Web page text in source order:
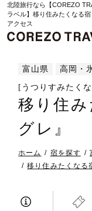
北陸旅行なら【COREZO
ラベル】移り住みたくなる
アクセス
富山県 高岡・
[うつりすみたく
移り住み
グレ』
ホーム 宿を探す
移り住みたくなる